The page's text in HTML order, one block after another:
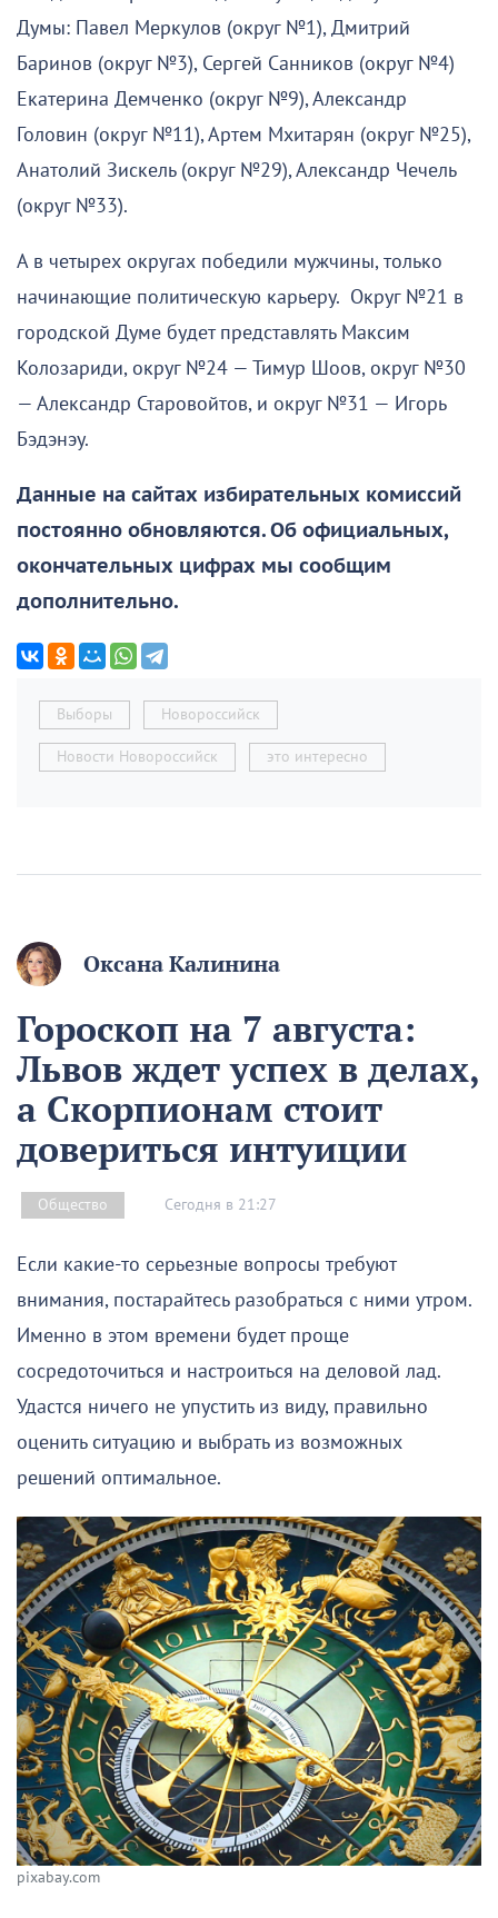
Думы: Павел Меркулов (округ №1), Дмитрий
Баринов (округ №3), Сергей Санников (округ №4)
Екатерина Демченко (округ №9), Александр
Головин (округ №11), Артем Мхитарян (округ №25),
Анатолий Зискель (округ №29), Александр Чечель
(округ №33).
А в четырех округах победили мужчины, только
начинающие политическую карьеру. Округ №21 в
городской Думе будет представлять Максим
Колозариди, округ №24 — Тимур Шоов, округ №30
— Александр Старовойтов, и округ №31 — Игорь
Бэдэнэу.
Данные на сайтах избирательных комиссий
постоянно обновляются. Об официальных,
окончательных цифрах мы сообщим
дополнительно.
Выборы Новороссийск
Новости Новороссийск это интересно
Оксана Калинина
Гороскоп на 7 августа:
Львов ждет успех в делах,
а Скорпионам стоит
довериться интуиции
Общество Сегодня в 21:27
Если какие-то серьезные вопросы требуют
внимания, постарайтесь разобраться с ними утром.
Именно в этом времени будет проще
сосредоточиться и настроиться на деловой лад.
Удастся ничего не упустить из виду, правильно
оценить ситуацию и выбрать из возможных
решений оптимальное.
pixabay.com